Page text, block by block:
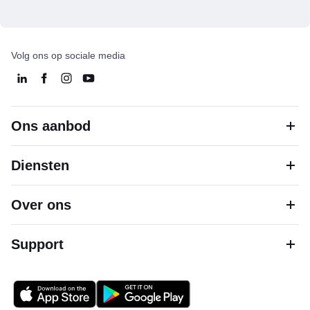
Volg ons op sociale media
Ons aanbod
Diensten
Over ons
Support